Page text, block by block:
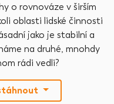
o rovnováze v širším
oblasti lidské činnosti
jako je stabilní a
na druhé, mnohdy
rádi vedli?